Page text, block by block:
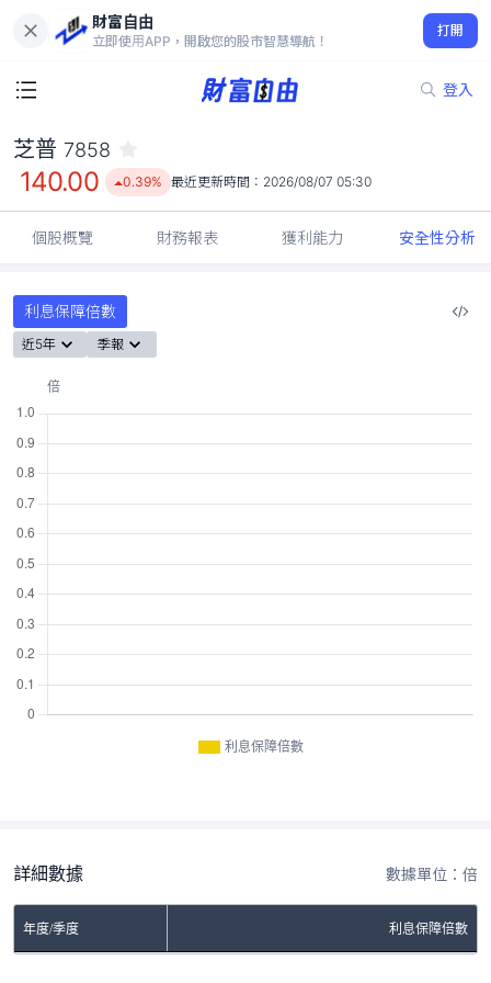
財富自由
立即使用APP，開啟您的股市智慧導航！
打開
登入
140.00
0.39%
芝普 7858
140.00 0.39% 最近更新時間： 2026/08/07 05:30
個股概覽 財務報表 獲利能力 安全性分析
利息保障倍數
近5年 季報
利息保障倍數
詳細數據 數據單位：倍
年度/季度 利息保障倍數